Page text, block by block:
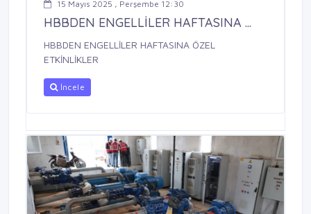
15 Mayıs 2025 , Perşembe 12:30
HBBDEN ENGELLİLER HAFTASINA ...
HBBDEN ENGELLİLER HAFTASINA ÖZEL
ETKİNLİKLER
İncele